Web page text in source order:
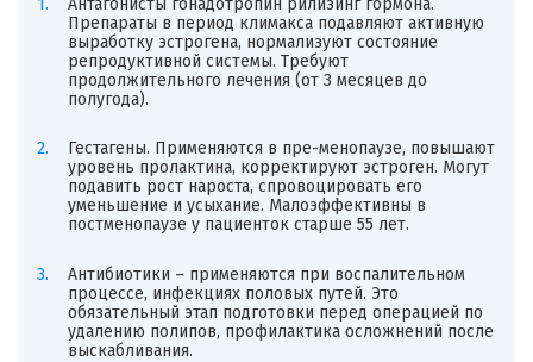
Препараты в период климакса подавляют активную
выработку эстрогена, нормализуют состояние
репродуктивной системы. Требуют
продолжительного лечения (от 3 месяцев до
полугода).
Гестагены. Применяются в пре-менопаузе, повышают
уровень пролактина, корректируют эстроген. Могут
подавить рост нароста, спровоцировать его
уменьшение и усыхание. Малоэффективны в
постменопаузе у пациенток старше 55 лет.
Антибиотики – применяются при воспалительном
процессе, инфекциях половых путей. Это
обязательный этап подготовки перед операцией по
удалению полипов, профилактика осложнений после
выскабливания.